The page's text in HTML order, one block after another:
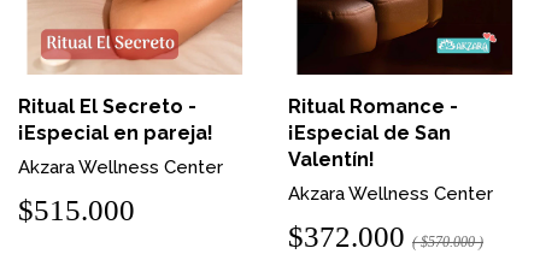
Ritual El Secreto -
¡Especial en pareja!
Akzara Wellness Center
$515.000
Ritual Romance -
¡Especial de San
Valentín!
Akzara Wellness Center
$372.000 ( $570.000 )